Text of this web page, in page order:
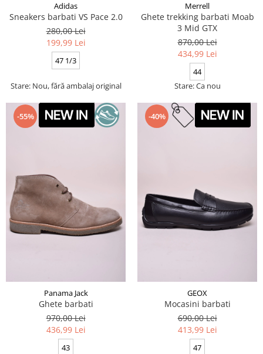
Adidas
Sneakers barbati VS Pace 2.0
280,00 Lei
199,99 Lei
47 1/3
Stare: Nou, fără ambalaj original
Merrell
Ghete trekking barbati Moab
3 Mid GTX
870,00 Lei
434,99 Lei
44
Stare: Ca nou
-55%
Panama Jack
Ghete barbati
970,00 Lei
436,99 Lei
43
-40%
GEOX
Mocasini barbati
690,00 Lei
413,99 Lei
47